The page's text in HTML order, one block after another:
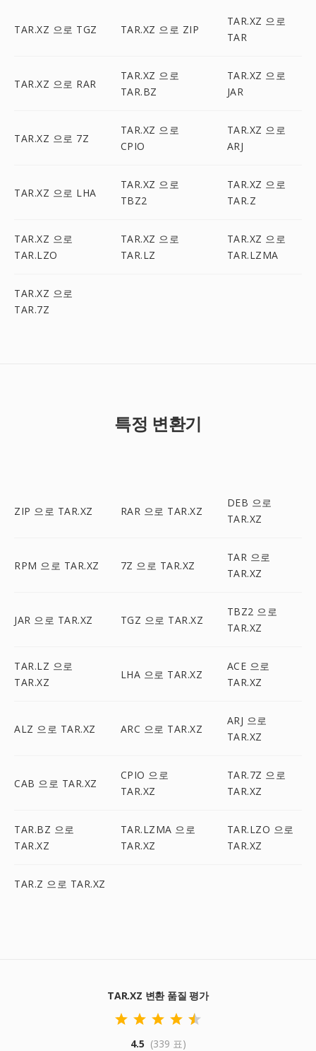
TAR.XZ 으로 TGZ TAR.XZ 으로 ZIP
TAR.XZ 으로
TAR
TAR.XZ 으로 RAR
TAR.XZ 으로
TAR.BZ
TAR.XZ 으로
JAR
TAR.XZ 으로 7Z
TAR.XZ 으로
CPIO
TAR.XZ 으로
ARJ
TAR.XZ 으로 LHA
TAR.XZ 으로
TBZ2
TAR.XZ 으로
TAR.Z
TAR.XZ 으로
TAR.LZO
TAR.XZ 으로
TAR.LZ
TAR.XZ 으로
TAR.LZMA
TAR.XZ 으로
TAR.7Z
특정 변환기
ZIP 으로 TAR.XZ RAR 으로 TAR.XZ
DEB 으로
TAR.XZ
RPM 으로 TAR.XZ 7Z 으로 TAR.XZ
TAR 으로
TAR.XZ
JAR 으로 TAR.XZ TGZ 으로 TAR.XZ
TBZ2 으로
TAR.XZ
TAR.LZ 으로
TAR.XZ
LHA 으로 TAR.XZ
ACE 으로
TAR.XZ
ALZ 으로 TAR.XZ ARC 으로 TAR.XZ
ARJ 으로
TAR.XZ
CAB 으로 TAR.XZ
CPIO 으로
TAR.XZ
TAR.7Z 으로
TAR.XZ
TAR.BZ 으로
TAR.XZ
TAR.LZMA 으로
TAR.XZ
TAR.LZO 으로
TAR.XZ
TAR.Z 으로 TAR.XZ
TAR.XZ 변환 품질 평가
4.5 (339 표)